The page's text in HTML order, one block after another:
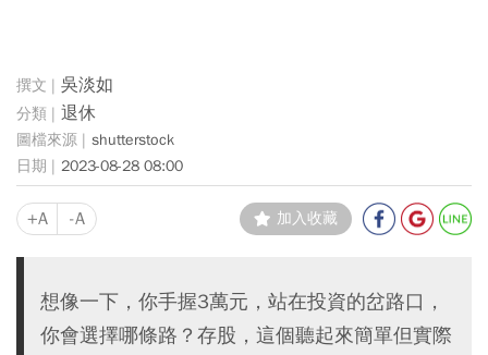
吳淡如
退休
shutterstock
2023-08-28 08:00
+A -A 加入收藏
想像一下，你手握3萬元，站在投資的岔路口，
你會選擇哪條路？存股，這個聽起來簡單但實際